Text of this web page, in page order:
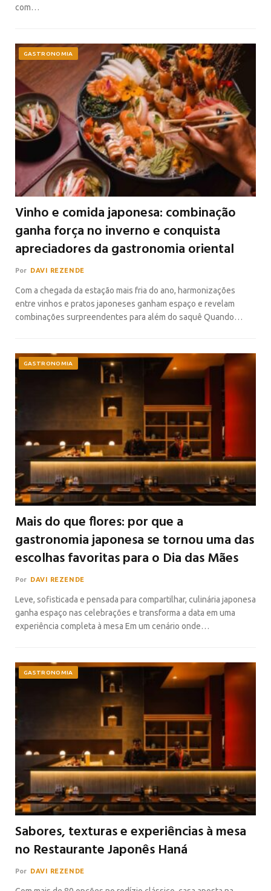
com…
GASTRONOMIA
Vinho e comida japonesa: combinação
ganha força no inverno e conquista
apreciadores da gastronomia oriental
Por DAVI REZENDE
Com a chegada da estação mais fria do ano, harmonizações
entre vinhos e pratos japoneses ganham espaço e revelam
combinações surpreendentes para além do saquê Quando…
GASTRONOMIA
Mais do que flores: por que a
gastronomia japonesa se tornou uma das
escolhas favoritas para o Dia das Mães
Por DAVI REZENDE
Leve, sofisticada e pensada para compartilhar, culinária japonesa
ganha espaço nas celebrações e transforma a data em uma
experiência completa à mesa Em um cenário onde…
GASTRONOMIA
Sabores, texturas e experiências à mesa
no Restaurante Japonês Haná
Por DAVI REZENDE